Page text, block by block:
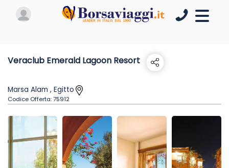
Veraclub Emerald Lagoon Resort
Marsa Alam , Egitto
Codice Offerta:75912